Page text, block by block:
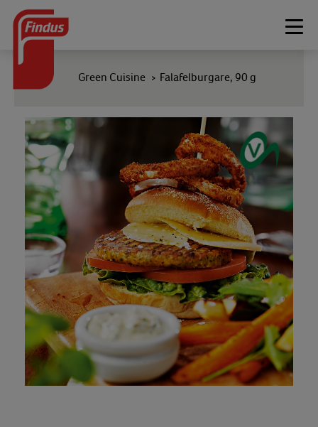
Green Cuisine > Falafelburgare, 90 g